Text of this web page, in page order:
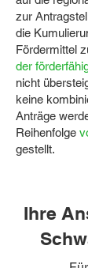
zur
die
Fördermittel
der
nicht
keine
Anträge
Reihenfolge
gestellt.
Ihre